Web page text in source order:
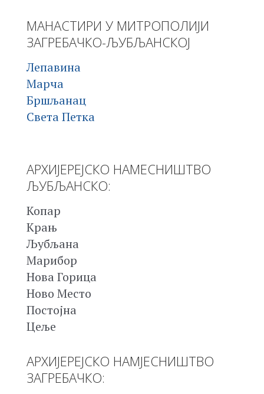
МАНАСТИРИ У МИТРОПОЛИЈИ
ЗАГРЕБАЧКО-ЉУБЉАНСКОЈ
Лепавина
Марча
Бршљанац
Света Петка
АРХИЈЕРЕЈСКО НАМЕСНИШТВО
ЉУБЉАНСКО:
Копар
Крањ
Љубљана
Марибор
Нова Горица
Ново Место
Постојна
Цеље
АРХИЈЕРЕЈСКО НАМЈЕСНИШТВО
ЗАГРЕБАЧКО: